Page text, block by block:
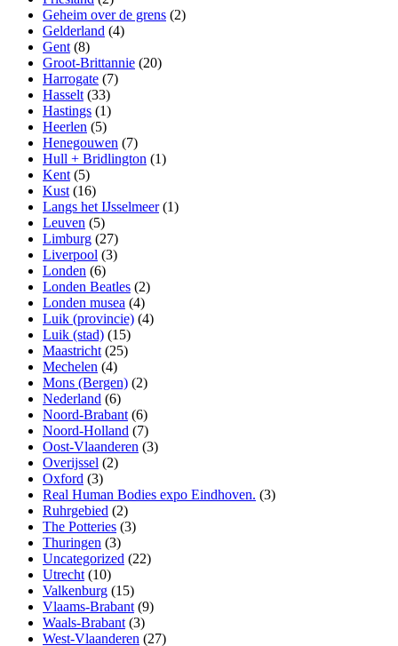
Geheim over de grens (2)
Gelderland (4)
Gent (8)
Groot-Brittannie (20)
Harrogate (7)
Hasselt (33)
Hastings (1)
Heerlen (5)
Henegouwen (7)
Hull + Bridlington (1)
Kent (5)
Kust (16)
Langs het IJsselmeer(1)
Leuven (5)
Limburg (27)
Liverpool (3)
Londen (6)
Londen Beatles (2)
Londen musea (4)
Luik (provincie) (4)
Luik (stad) (15)
Maastricht (25)
Mechelen (4)
Mons (Bergen) (2)
Nederland (6)
Noord-Brabant (6)
Noord-Holland (7)
Oost-Vlaanderen (3)
Overijssel (2)
Oxford (3)
Real Human Bodies expo Eindhoven. (3)
Ruhrgebied (2)
The Potteries (3)
Thuringen (3)
Uncategorized (22)
Utrecht (10)
Valkenburg (15)
Vlaams-Brabant (9)
Waals-Brabant (3)
West-Vlaanderen (27)